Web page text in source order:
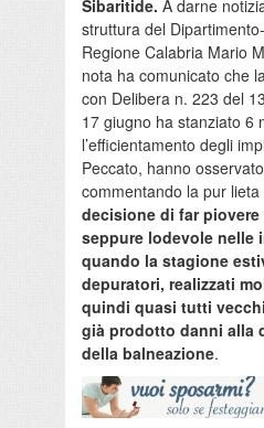
Sibaritide. A darne
struttura del
Regione Calabria Mario
nota ha comunicato che
con Delibera n. 223 del
17 giugno ha stanziato 6
l’efficientamento degli
Peccato, hanno
commentando la pur lieta
decisione di far
seppure lodevole nelle
quando la stagione
depuratori, realizzati
quindi quasi tutti
già prodotto danni alla
della balneazione.